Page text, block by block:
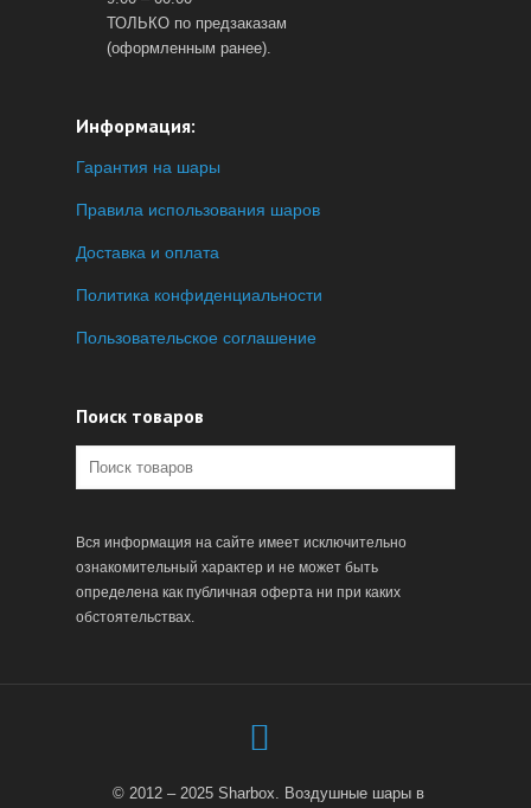
ТОЛЬКО по предзаказам
(оформленным ранее).
Информация:
Гарантия на шары
Правила использования шаров
Доставка и оплата
Политика конфиденциальности
Пользовательское соглашение
Поиск товаров
Вся информация на сайте имеет исключительно
ознакомительный характер и не может быть
определена как публичная оферта ни при каких
обстоятельствах.
© 2012 – 2025 Sharbox. Воздушные шары в